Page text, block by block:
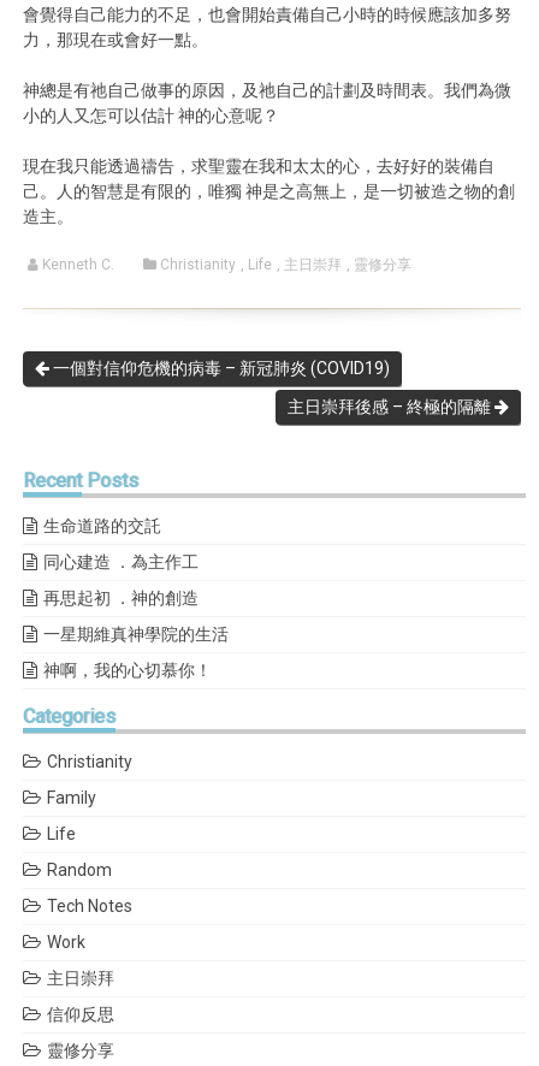
會覺得自己能力的不足，也會開始責備自己小時的時候應該加多努
力，那現在或會好一點。
神總是有祂自己做事的原因，及祂自己的計劃及時間表。我們為微
小的人又怎可以估計 神的心意呢？
現在我只能透過禱告，求聖靈在我和太太的心，去好好的裝備自
己。人的智慧是有限的，唯獨 神是之高無上，是一切被造之物的創
造主。
Kenneth C. Christianity , Life , 主日崇拜 , 靈修分享
一個對信仰危機的病毒 – 新冠肺炎 (COVID19)
主日崇拜後感 – 終極的隔離
RecentPosts
生命道路的交託
同心建造 ．為主作工
再思起初 ．神的創造
一星期維真神學院的生活
神啊，我的心切慕你！
Categories
Christianity
Family
Life
Random
Tech Notes
Work
主日崇拜
信仰反思
靈修分享